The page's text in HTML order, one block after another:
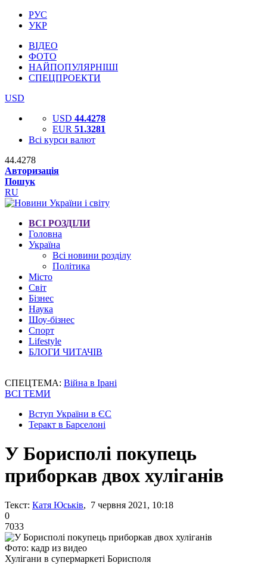
РУС
УКР
ВІДЕО
ФОТО
НАЙПОПУЛЯРНІШІ
СПЕЦПРОЕКТИ
USD
USD 44.4278
EUR 51.3281
Всі курси валют
44.4278
Авторизація
Пошук
RU
ВСІ РОЗДІЛИ
Головна
Україна
Всі новини розділу
Політика
Місто
Світ
Бізнес
Наука
Шоу-бізнес
Спорт
Lifestyle
БЛОГИ ЧИТАЧІВ
СПЕЦТЕМА: Війна в Ірані
ВСІ ТЕМИ
Вступ України в ЄС
Теракт в Барселоні
У Борисполі покупець
приборкав двох хуліганів
Текст: Катя Юськів, 7 червня 2021, 10:18
0
7033
Фото: кадр из видео
Хулігани в супермаркеті Борисполя